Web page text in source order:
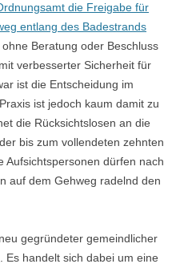
die Freigabe für
entlang des Badestrands
Beratung oder Beschluss
verbesserter Sicherheit für
ist die Entscheidung im
ist jedoch kaum damit zu
die Rücksichtslosen an die
bis zum vollendeten zehnten
Aufsichtspersonen dürfen nach
auf dem Gehweg radelnd den
gegründeter gemeindlicher
. Es handelt sich dabei um eine